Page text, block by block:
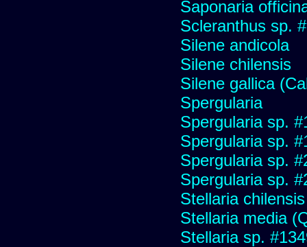
Saponaria
Scleranthus sp.
Silene andicola
Silene chilensis
Silene gallica
Spergularia
Spergularia sp.
Spergularia sp.
Spergularia sp.
Spergularia sp.
Stellaria
Stellaria media
Stellaria sp.